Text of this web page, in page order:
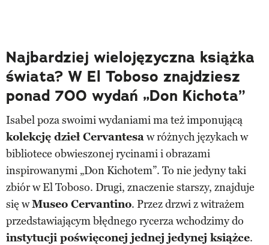
Najbardziej wielojęzyczna książka
świata? W El Toboso znajdziesz
ponad 700 wydań „Don Kichota”
Isabel poza swoimi wydaniami ma też imponującą
kolekcję dzieł Cervantesaw różnych językach w
bibliotece obwieszonej rycinami i obrazami
inspirowanymi „Don Kichotem”. To nie jedyny taki
zbiór w El Toboso. Drugi, znaczenie starszy, znajduje
się wMuseo Cervantino. Przez drzwi z witrażem
przedstawiającym błędnego rycerza wchodzimy do
instytucji poświęconej jednej jedynej książce.